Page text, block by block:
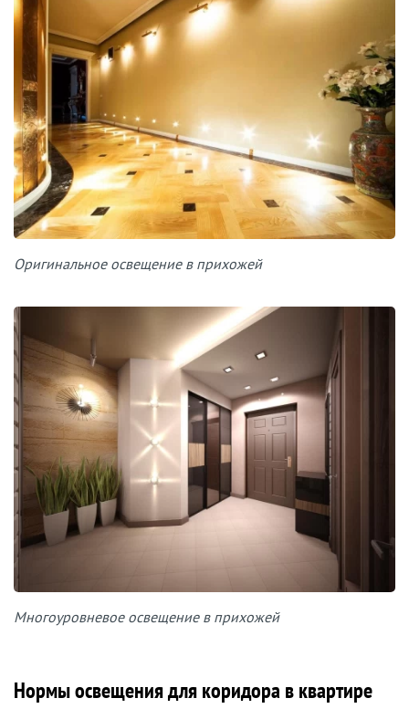
Оригинальное освещение в прихожей
Многоуровневое освещение в прихожей
Нормы освещения для коридора в квартире